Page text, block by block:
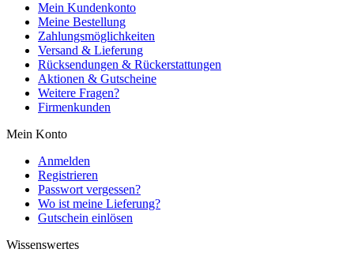
Mein Kundenkonto
Meine Bestellung
Zahlungsmöglichkeiten
Versand & Lieferung
Rücksendungen & Rückerstattungen
Aktionen & Gutscheine
Weitere Fragen?
Firmenkunden
Mein Konto
Anmelden
Registrieren
Passwort vergessen?
Wo ist meine Lieferung?
Gutschein einlösen
Wissenswertes